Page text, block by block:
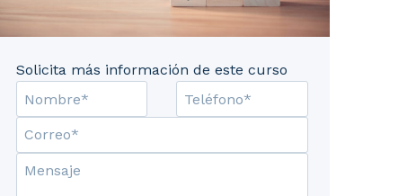
Solicita más información de este curso